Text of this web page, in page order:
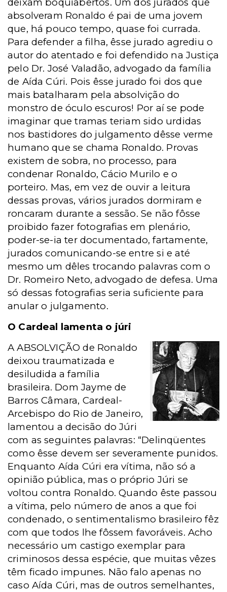
absolveram Ronaldo é pai de uma jovem
que, há pouco tempo, quase foi currada.
Para defender a filha, êsse jurado agrediu o
autor do atentado e foi defendido na Justiça
pelo Dr. José Valadão, advogado da família
de Aída Cúri. Pois êsse jurado foi dos que
mais batalharam pela absolvição do
monstro de óculo escuros! Por aí se pode
imaginar que tramas teriam sido urdidas
nos bastidores do julgamento dêsse verme
humano que se chama Ronaldo. Provas
existem de sobra, no processo, para
condenar Ronaldo, Cácio Murilo e o
porteiro. Mas, em vez de ouvir a leitura
dessas provas, vários jurados dormiram e
roncaram durante a sessão. Se não fôsse
proibido fazer fotografias em plenário,
poder-se-ia ter documentado, fartamente,
jurados comunicando-se entre si e até
mesmo um dêles trocando palavras com o
Dr. Romeiro Neto, advogado de defesa. Uma
só dessas fotografias seria suficiente para
anular o julgamento.
O Cardeal lamenta o júri
A ABSOLVIÇÃO de Ronaldo
deixou traumatizada e
desiludida a família
brasileira. Dom Jayme de
Barros Câmara, Cardeal-
Arcebispo do Rio de Janeiro,
lamentou a decisão do Júri
com as seguintes palavras: “Delinqüentes
como êsse devem ser severamente punidos.
Enquanto Aída Cúri era vítima, não só a
opinião pública, mas o próprio Júri se
voltou contra Ronaldo. Quando êste passou
a vítima, pelo número de anos a que foi
condenado, o sentimentalismo brasileiro fêz
com que todos lhe fôssem favoráveis. Acho
necessário um castigo exemplar para
criminosos dessa espécie, que muitas vêzes
têm ficado impunes. Não falo apenas no
caso Aída Cúri, mas de outros semelhantes,